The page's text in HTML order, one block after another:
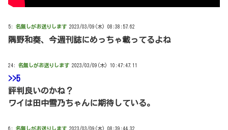
5: 名無しがお送りします 2023/03/09(木) 08:38:57.62
隅野和奏、今週刊誌にめっちゃ載ってるよね
24: 名無しがお送りします 2023/03/09(木) 10:47:47.11
>>5
評判良いのかね？
ワイは田中雪乃ちゃんに期待している。
6: 名無しがお送りします 2023/03/09(木) 08:39:44.32